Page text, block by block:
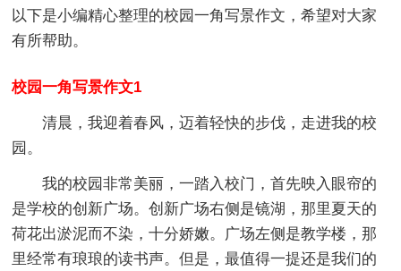
以下是小编精心整理的校园一角写景作文，希望对大家
有所帮助。
校园一角写景作文1
清晨，我迎着春风，迈着轻快的步伐，走进我的校
园。
我的校园非常美丽，一踏入校门，首先映入眼帘的
是学校的创新广场。创新广场右侧是镜湖，那里夏天的
荷花出淤泥而不染，十分娇嫩。广场左侧是教学楼，那
里经常有琅琅的读书声。但是，最值得一提还是我们的